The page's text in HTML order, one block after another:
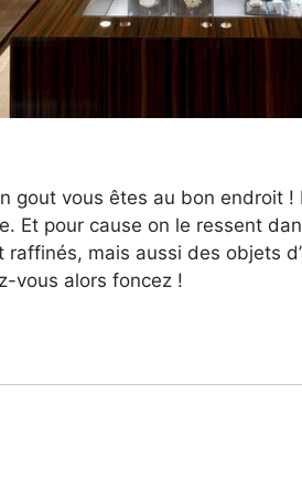
gout vous êtes au bon endroit
Et pour cause on le ressent
mais aussi des objets
vous alors foncez !